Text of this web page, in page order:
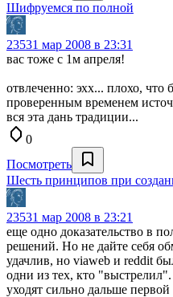
Шифруемся по полной
23531 мар 2008 в 23:31
вас тоже с 1м апреля!
отвлеченно: эхх... плохо, что
проверенным временем
вся эта дань традиции...
0
Посмотреть
Шесть принципов при
23531 мар 2008 в 23:21
еще одно доказательство в
решений. Но не дайте себя
удачлив, но viaweb и reddit
одни из тех, кто
уходят сильно дальше первой